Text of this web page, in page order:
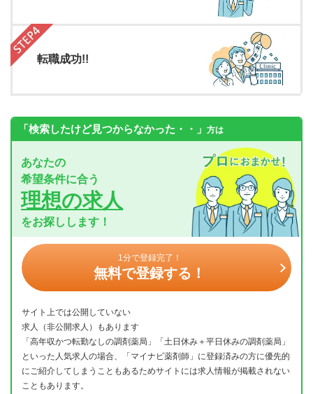
転職成功!!
「検索したけど見つからなかった・・」 方は
あなたの
希望条件に合う
理想の求人
をお探しします！
1分で登録完了！
無料で登録する！
サイト上では公開していない
求人（非公開求人）もあります
「高年収かつ転勤なしの調剤薬局」「土日休み＋平日休みの調剤薬局」
といった人気求人の場合、「マイナビ薬剤師」に登録済みの方に優先的
にご紹介してしまうこともあるためサイトには求人情報が掲載されない
こともあります。